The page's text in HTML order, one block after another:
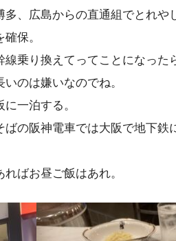
、広島からの直通組でとれや
保。
乗り換えてってことになった
のは嫌いなのでね。
一泊する。
の阪神電車では大阪で地下鉄
ばお昼ご飯はあれ。